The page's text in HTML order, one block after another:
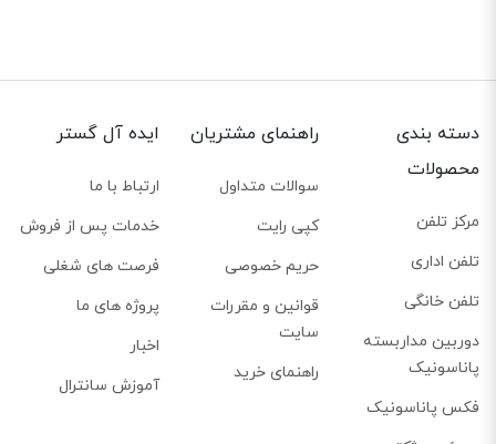
دسته بندی
محصولات
مرکز تلفن
تلفن اداری
تلفن خانگی
دوربین مداربسته
پاناسونیک
فکس پاناسونیک
راهنمای مشتریان
سوالات متداول
کپی رایت
حریم خصوصی
قوانین و مقررات
سایت
راهنمای خرید
ایده آل گستر
ارتباط با ما
خدمات پس از فروش
فرصت های شغلی
پروژه های ما
اخبار
آموزش سانترال